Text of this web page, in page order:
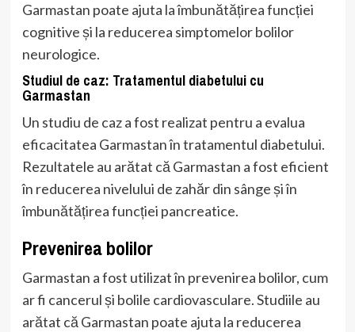
Garmastan poate ajuta la îmbunătățirea funcției
cognitive și la reducerea simptomelor bolilor
neurologice.
Studiul de caz: Tratamentul diabetului cu
Garmastan
Un studiu de caz a fost realizat pentru a evalua
eficacitatea Garmastan în tratamentul diabetului.
Rezultatele au arătat că Garmastan a fost eficient
în reducerea nivelului de zahăr din sânge și în
îmbunătățirea funcției pancreatice.
Prevenirea bolilor
Garmastan a fost utilizat în prevenirea bolilor, cum
ar fi cancerul și bolile cardiovasculare. Studiile au
arătat că Garmastan poate ajuta la reducerea